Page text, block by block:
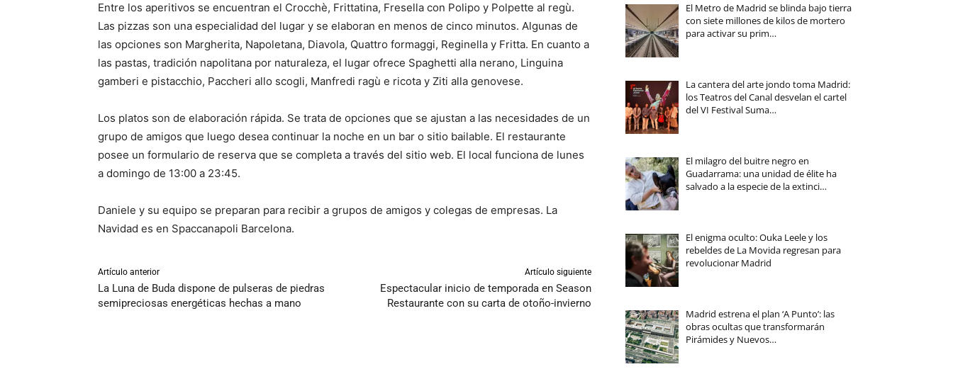
Entre los aperitivos se encuentran el Crocchè, Frittatina, Fresella con Polipo y Polpette al regù.
Las pizzas son una especialidad del lugar y se elaboran en menos de cinco minutos. Algunas de
las opciones son Margherita, Napoletana, Diavola, Quattro formaggi, Reginella y Fritta. En cuanto a
las pastas, tradición napolitana por naturaleza, el lugar ofrece Spaghetti alla nerano, Linguina
gamberi e pistacchio, Paccheri allo scogli, Manfredi ragù e ricota y Ziti alla genovese.
Los platos son de elaboración rápida. Se trata de opciones que se ajustan a las necesidades de un
grupo de amigos que luego desea continuar la noche en un bar o sitio bailable. El restaurante
posee un formulario de reserva que se completa a través del sitio web. El local funciona de lunes
a domingo de 13:00 a 23:45.
Daniele y su equipo se preparan para recibir a grupos de amigos y colegas de empresas. La
Navidad es en Spaccanapoli Barcelona.
Artículo anterior
La Luna de Buda dispone de pulseras de piedras
semipreciosas energéticas hechas a mano
Artículo siguiente
Espectacular inicio de temporada en Season
Restaurante con su carta de otoño-invierno
El Metro de Madrid se blinda bajo tierra
con siete millones de kilos de mortero
para activar su prim…
La cantera del arte jondo toma Madrid:
los Teatros del Canal desvelan el cartel
del VI Festival Suma…
El milagro del buitre negro en
Guadarrama: una unidad de élite ha
salvado a la especie de la extinci…
El enigma oculto: Ouka Leele y los
rebeldes de La Movida regresan para
revolucionar Madrid
Madrid estrena el plan ‘A Punto’: las
obras ocultas que transformarán
Pirámides y Nuevos…